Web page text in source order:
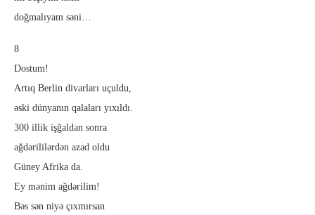
doğmalıyam səni…
8
Dostum!
Artıq Berlin divarları uçuldu,
əski dünyanın qalaları yıxıldı.
300 illik işğaldan sonra
ağdərililərdən azad oldu
Güney Afrika da.
Ey mənim ağdərilim!
Bəs sən niyə çıxmırsan